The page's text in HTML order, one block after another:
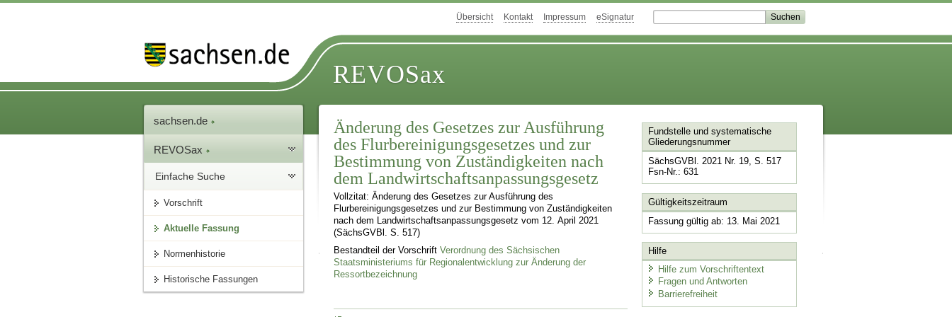
Übersicht Kontakt Impressum eSignatur
REVOSax
sachsen.de
REVOSax
Einfache Suche
Vorschrift
Aktuelle Fassung
Normenhistorie
Historische Fassungen
Änderung des Gesetzes zur Ausführung
des Flurbereinigungsgesetzes und zur
Bestimmung von Zuständigkeiten nach
dem Landwirtschaftsanpassungsgesetz
Vollzitat: Änderung des Gesetzes zur Ausführung des
Flurbereinigungsgesetzes und zur Bestimmung von Zuständigkeiten
nach dem Landwirtschaftsanpassungsgesetz vom 12. April 2021
(SächsGVBl. S. 517)
Bestandteil der VorschriftVerordnung des Sächsischen
Staatsministeriums für Regionalentwicklung zur Änderung der
Ressortbezeichnung
Fundstelle und systematische
Gliederungsnummer
SächsGVBl. 2021 Nr. 19, S. 517
Fsn-Nr.: 631
Gültigkeitszeitraum
Fassung gültig ab: 13. Mai 2021
Hilfe
Hilfe zum Vorschriftentext
Fragen und Antworten
Barrierefreiheit